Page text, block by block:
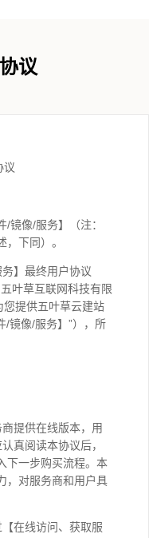
议
议
镜像/服务】（注：
下同）。
】最终用户协议
五叶草互联网科技有限
您提供五叶草云建站
/镜像/服务】”），所
提供在线版本，用
真阅读本协议后，
下一步购买流程。本
，对服务商和用户具
在线访问、获取服